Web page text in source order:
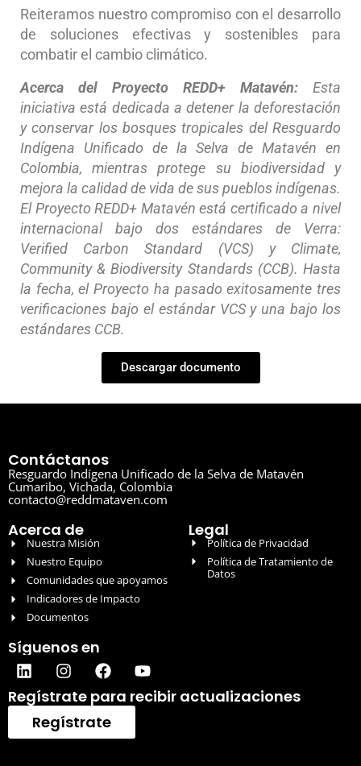
Reiteramos nuestro compromiso con el desarrollo
de soluciones efectivas y sostenibles para
combatir el cambio climático.
Acerca del Proyecto REDD+ Matavén: Esta
iniciativa está dedicada a detener la deforestación
y conservar los bosques tropicales del Resguardo
Indígena Unificado de la Selva de Matavén en
Colombia, mientras protege su biodiversidad y
mejora la calidad de vida de sus pueblos indígenas.
El Proyecto REDD+ Matavén está certificado a nivel
internacional bajo dos estándares de Verra:
Verified Carbon Standard (VCS) y Climate,
Community & Biodiversity Standards (CCB). Hasta
la fecha, el Proyecto ha pasado exitosamente tres
verificaciones bajo el estándar VCS y una bajo los
estándares CCB.
Descargar documento
Contáctanos
Resguardo Indígena Unificado de la Selva de Matavén
Cumaribo, Vichada, Colombia
contacto@reddmataven.com
Acerca de
Nuestra Misión
Nuestro Equipo
Comunidades que apoyamos
Indicadores de Impacto
Documentos
Legal
Política de Privacidad
Política de Tratamiento de
Datos
Síguenos en
Regístrate para recibir actualizaciones
Regístrate